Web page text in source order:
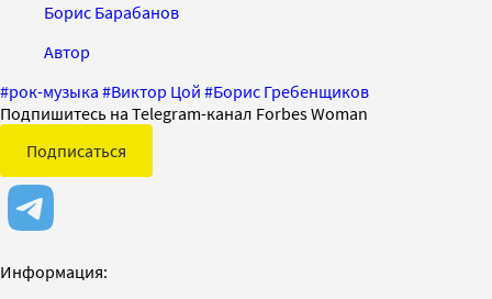
Борис Барабанов
Автор
#рок-музыка #Виктор Цой #Борис Гребенщиков
Подпишитесь на Telegram-канал Forbes Woman
Подписаться
Информация: